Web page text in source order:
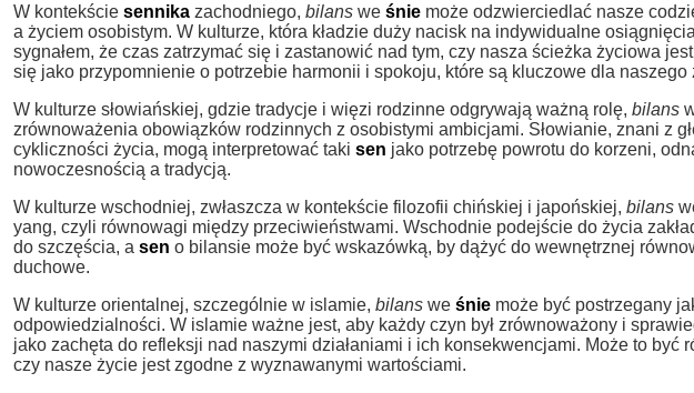
W kontekście sennika zachodniego, bilans we śnie może odzwierciedlać nasze
a życiem osobistym. W kulturze, która kładzie duży nacisk na indywidualne
sygnałem, że czas zatrzymać się i zastanowić nad tym, czy nasza ścieżka życiowa
się jako przypomnienie o potrzebie harmonii i spokoju, które są kluczowe dla
W kulturze słowiańskiej, gdzie tradycje i więzi rodzinne odgrywają ważną rolę, bilans
zrównoważenia obowiązków rodzinnych z osobistymi ambicjami. Słowianie, znani z
cykliczności życia, mogą interpretować taki sen jako potrzebę powrotu do korzeni,
nowoczesnością a tradycją.
W kulturze wschodniej, zwłaszcza w kontekście filozofii chińskiej i japońskiej, bilans
yang, czyli równowagi między przeciwieństwami. Wschodnie podejście do życia
do szczęścia, a sen o bilansie może być wskazówką, by dążyć do wewnętrznej
duchowe.
W kulturze orientalnej, szczególnie w islamie, bilans we śnie może być postrzegany
odpowiedzialności. W islamie ważne jest, aby każdy czyn był zrównoważony i
jako zachęta do refleksji nad naszymi działaniami i ich konsekwencjami. Może to być
czy nasze życie jest zgodne z wyznawanymi wartościami.